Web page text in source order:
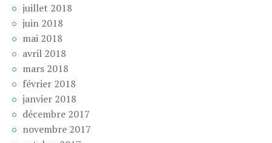
juillet 2018
juin 2018
mai 2018
avril 2018
mars 2018
février 2018
janvier 2018
décembre 2017
novembre 2017